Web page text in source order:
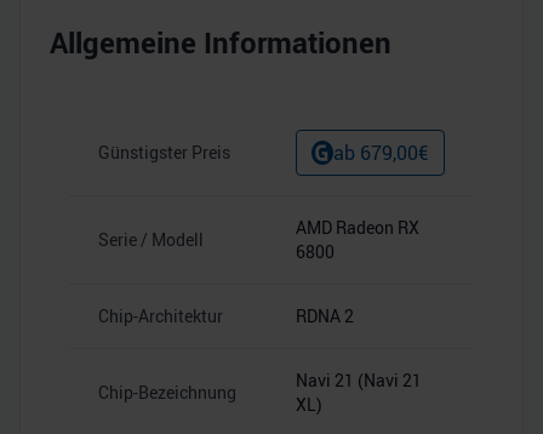
Allgemeine Informationen
Günstigster Preis ab 679,00€
Serie / Modell
AMD Radeon RX
6800
Chip-Architektur RDNA 2
Chip-Bezeichnung
Navi 21 (Navi 21
XL)